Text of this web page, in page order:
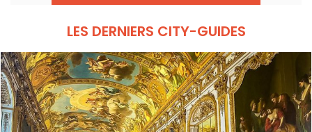
LES DERNIERS CITY-GUIDES